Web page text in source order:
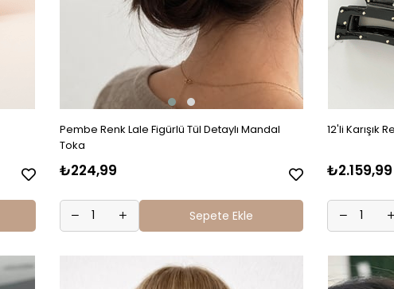
Pembe Renk Lale Figürlü Tül Detaylı Mandal
Toka
₺224,99
Sepete Ekle
12'li Karışık
₺2.159,99